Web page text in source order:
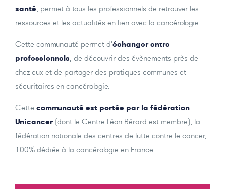
santé , permet à tous les professionnels de retrouver les
ressources et les actualités en lien avec la cancérologie.
Cette communauté permet d'échanger entre
professionnels , de découvrir des évènements près de
chez eux et de partager des pratiques communes et
sécuritaires en cancérologie.
Cette communauté est portée par la fédération
Unicancer(dont le Centre Léon Bérard est membre), la
fédération nationale des centres de lutte contre le cancer,
100% dédiée à la cancérologie en France.